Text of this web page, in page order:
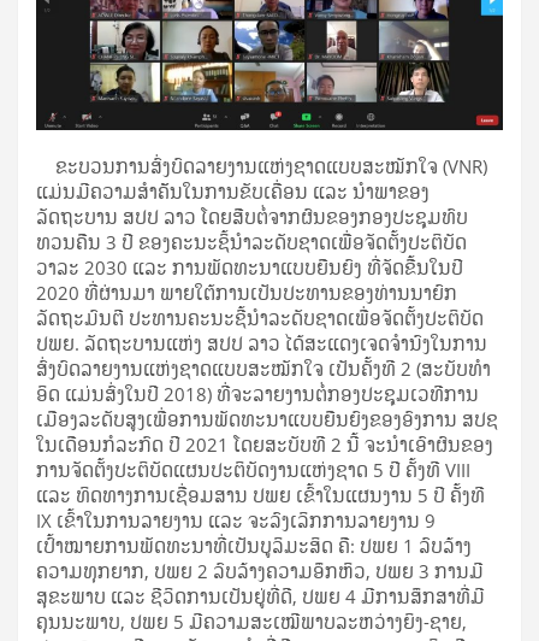
ຂະບວນການສົ່ງບົດລາຍງານແຫ່ງຊາດແບບສະໝັກໃຈ (VNR)
ແມ່ນມີຄວາມສໍາຄັັນໃນການຂັບເຄື່ອນ ແລະ ນໍາພາຂອງ
ລັດຖະບານ ສປປ ລາວ ໂດຍສືບຕໍ່ຈາກຜົນຂອງກອງປະຊຸມທົບ
ທວນຄືນ 3 ປີ ຂອງຄະນະຊິ້ນໍາລະດັບຊາດເພື່ອຈັດຕັ້ງປະຕິບັດ
ວາລະ 2030 ແລະ ການພັດທະນາແບບຍືນຍົງ ທີ່ຈັດຂື້ນໃນປີ
2020 ທີ່ຜ່ານມາ ພາຍໃຕ້ການເປັນປະທານຂອງທ່ານນາຍົກ
ລັດຖະມົນຕີ ປະທານຄະນະຊີ້ນໍາລະດັບຊາດເພື່ອຈັດຕັ້ງປະຕິບັດ
ປພຍ. ລັດຖະບານແຫ່ງ ສປປ ລາວ ໄດ້ສະແດງເຈດຈໍານົງໃນການ
ສົ່ງບົດລາຍງານແຫ່ງຊາດແບບສະໝັກໃຈ ເປັນຄັ້ງທີ 2 (ສະບັບທໍາ
ອິດ ແມ່ນສົ່ງໃນປີ 2018) ທີ່ຈະລາຍງານຕໍ່ກອງປະຊຸມເວທີການ
ເມືອງລະດັບສູງເພື່ອການພັດທະນາແບບຍືນຍົງຂອງອົງການ ສປຊ
ໃນເດືອນກໍລະກົດ ປີ 2021 ໂດຍສະບັບທີ 2 ນີ້ ຈະນໍາເອົາຜົນຂອງ
ການຈັດຕັ້ງປະຕິບັດແຜນປະຕິບັດງານແຫ່ງຊາດ 5 ປີ ຄັ້ງທີ VIII
ແລະ ທິດທາງການເຊື່ອມສານ ປພຍ ເຂົ້າໃນແຜນງານ 5 ປີ ຄັ້ງທີ
IX ເຂົ້າໃນການລາຍງານ ແລະ ຈະລົງເລິກການລາຍງານ 9
ເປົ້າໝາຍການພັດທະນາທີ່ເປັນບູລິມະສິດ ຄື: ປພຍ 1 ລົບລ້າງ
ຄວາມທຸກຍາກ, ປພຍ 2 ລົບລ້າງຄວາມອຶກຫິວ, ປພຍ 3 ການມີ
ສຸຂະພາບ ແລະ ຊີວິດການເປັນຢູ່ທີ່ດີ, ປພຍ 4 ມີການສຶກສາທີ່ມີ
ຄຸນນະພາບ, ປພຍ 5 ມີຄວາມສະເໝີພາບລະຫວ່າງຍິງ-ຊາຍ,